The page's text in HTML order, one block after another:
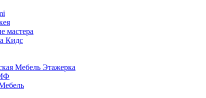
мастера
Кидс
Мебель Этажерка